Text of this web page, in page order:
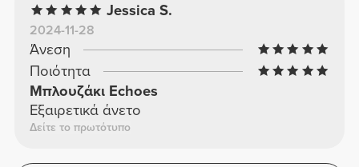
Jessica S.
2024-11-28
Άνεση
Ποιότητα
Μπλουζάκι Echoes
Εξαιρετικά άνετο
Δείτε το πρωτότυπο